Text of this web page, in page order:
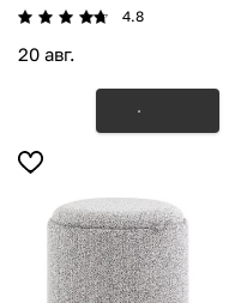
4.8
20 авг.